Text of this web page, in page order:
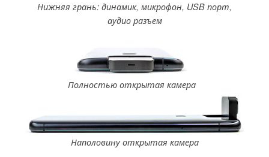
Нижняя грань: динамик, микрофон, USB порт,
аудио разъем
Полностью открытая камера
Наполовину открытая камера